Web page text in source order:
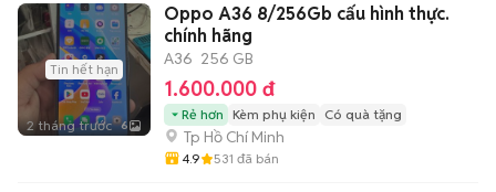
Tin hết hạn
2 tháng trước 6
Oppo A36 8/256Gb cấu hình thực.
chính hãng
A36 256 GB
1.600.000 đ
Rẻ hơn Kèm phụ kiện Có quà tặng
Tp Hồ Chí Minh
4.9 531 đã bán